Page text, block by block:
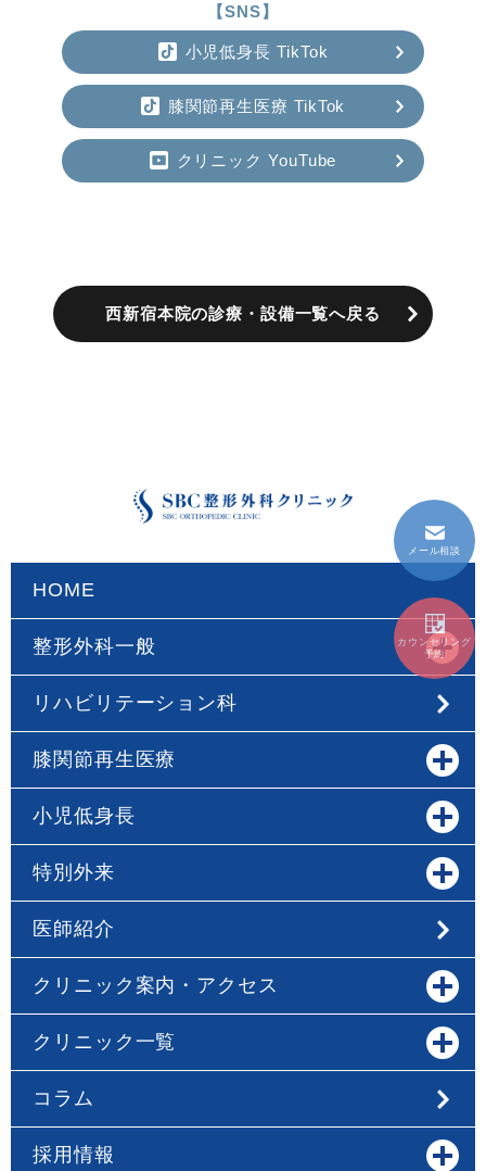
【SNS】
小児低身長 TikTok
膝関節再生医療 TikTok
クリニック YouTube
西新宿本院の診療・設備一覧へ戻る
HOME
整形外科一般
リハビリテーション科
膝関節再生医療
小児低身長
特別外来
医師紹介
クリニック案内・アクセス
クリニック一覧
コラム
採用情報
メール相談
カウンセリング
予約